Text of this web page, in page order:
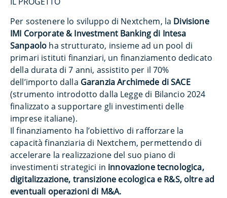
Per sostenere lo sviluppo di Nextchem, la Divisione
IMI Corporate & Investment Banking di Intesa
Sanpaolo ha strutturato, insieme ad un pool di
primari istituti finanziari, un finanziamento dedicato
della durata di 7 anni, assistito per il 70%
dell’importo dalla Garanzia Archimede di SACE
(strumento introdotto dalla Legge di Bilancio 2024
finalizzato a supportare gli investimenti delle
imprese italiane).
Il finanziamento ha l’obiettivo di rafforzare la
capacità finanziaria di Nextchem, permettendo di
accelerare la realizzazione del suo piano di
investimenti strategici in innovazione tecnologica,
digitalizzazione, transizione ecologica e R&S, oltre ad
eventuali operazioni di M&A.